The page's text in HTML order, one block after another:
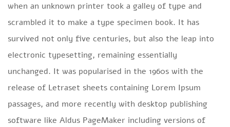
when an unknown printer took a galley of type and
scrambled it to make a type specimen book. It has
survived not only five centuries, but also the leap into
electronic typesetting, remaining essentially
unchanged. It was popularised in the 1960s with the
release of Letraset sheets containing Lorem Ipsum
passages, and more recently with desktop publishing
software like Aldus PageMaker including versions of